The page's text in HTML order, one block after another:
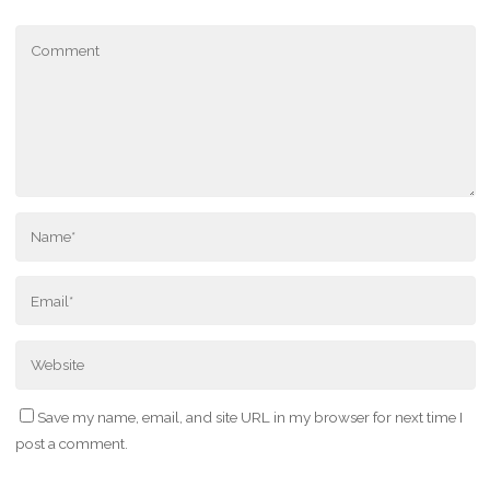
Save my name, email, and site URL in my browser for next time I
post a comment.